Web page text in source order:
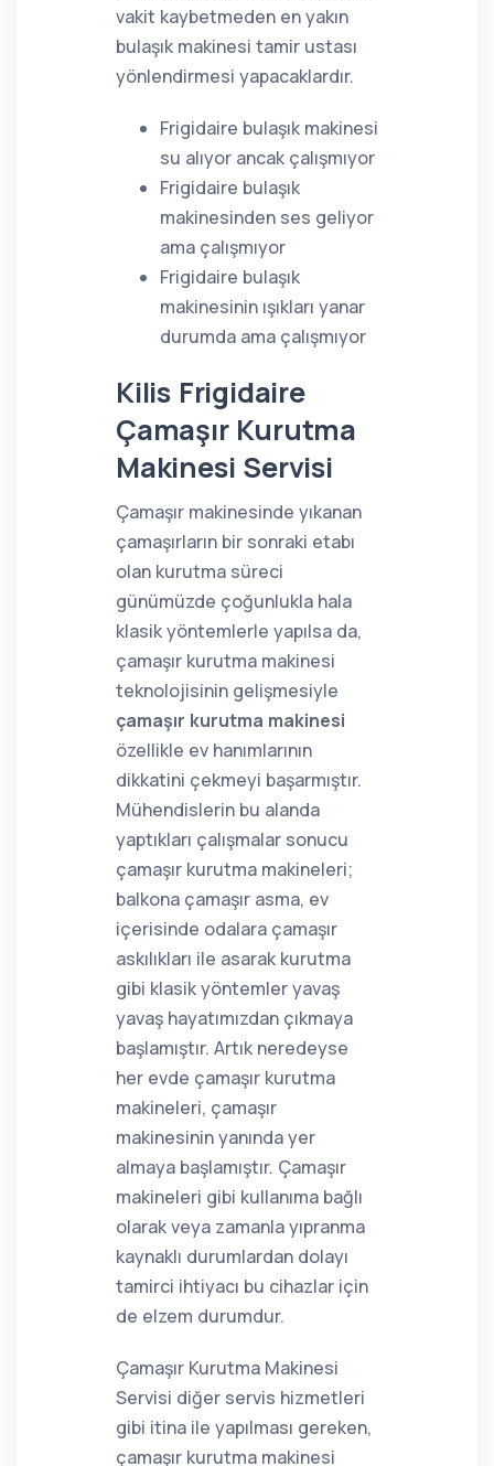
vakit kaybetmeden en yakın
bulaşık makinesi tamir ustası
yönlendirmesi yapacaklardır.
Frigidaire bulaşık makinesi
su alıyor ancak çalışmıyor
Frigidaire bulaşık
makinesinden ses geliyor
ama çalışmıyor
Frigidaire bulaşık
makinesinin ışıkları yanar
durumda ama çalışmıyor
Kilis Frigidaire
Çamaşır Kurutma
Makinesi Servisi
Çamaşır makinesinde yıkanan
çamaşırların bir sonraki etabı
olan kurutma süreci
günümüzde çoğunlukla hala
klasik yöntemlerle yapılsa da,
çamaşır kurutma makinesi
teknolojisinin gelişmesiyle
çamaşır kurutma makinesi
özellikle ev hanımlarının
dikkatini çekmeyi başarmıştır.
Mühendislerin bu alanda
yaptıkları çalışmalar sonucu
çamaşır kurutma makineleri;
balkona çamaşır asma, ev
içerisinde odalara çamaşır
askılıkları ile asarak kurutma
gibi klasik yöntemler yavaş
yavaş hayatımızdan çıkmaya
başlamıştır. Artık neredeyse
her evde çamaşır kurutma
makineleri, çamaşır
makinesinin yanında yer
almaya başlamıştır. Çamaşır
makineleri gibi kullanıma bağlı
olarak veya zamanla yıpranma
kaynaklı durumlardan dolayı
tamirci ihtiyacı bu cihazlar için
de elzem durumdur.
Çamaşır Kurutma Makinesi
Servisi diğer servis hizmetleri
gibi itina ile yapılması gereken,
çamaşır kurutma makinesi